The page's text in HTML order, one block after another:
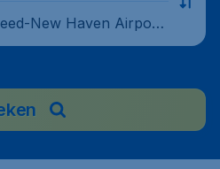
New Haven Airpor